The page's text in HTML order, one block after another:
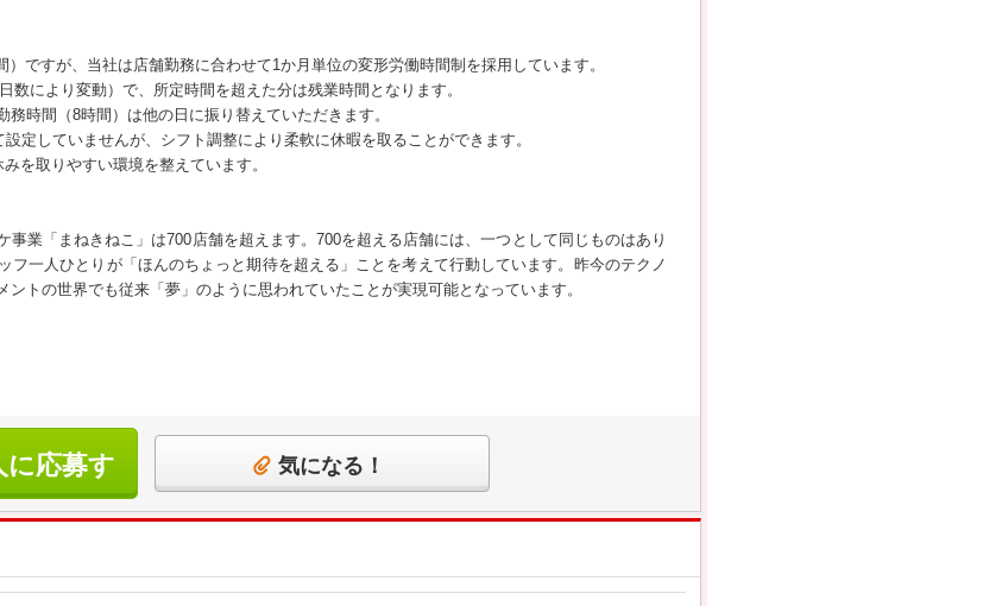
）ですが、当社は店舗勤務に合わせて1か月単位の変形労働時間制を採用しています。
数により変動）で、所定時間を超えた分は残業時間となります。
時間（8時間）は他の日に振り替えていただきます。
定していませんが、シフト調整により柔軟に休暇を取ることができます。
を取りやすい環境を整えています。
事業「まねきねこ」は700店舗を超えます。700を超える店舗には、一つとして同じものはあり
フ一人ひとりが「ほんのちょっと期待を超える」ことを考えて行動しています。昨今のテクノ
トの世界でも従来「夢」のように思われていたことが実現可能となっています。
に応募す
気になる！